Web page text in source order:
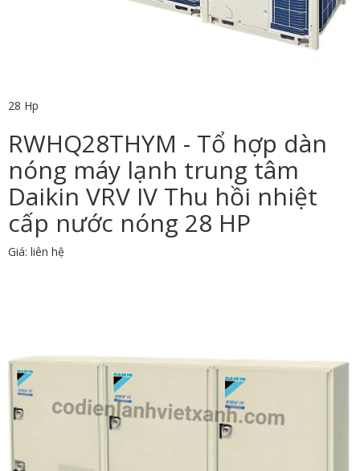
28 Hp
RWHQ28THYM - Tổ hợp dàn
nóng máy lạnh trung tâm
Daikin VRV IV Thu hồi nhiệt
cấp nước nóng 28 HP
Giá: liên hệ